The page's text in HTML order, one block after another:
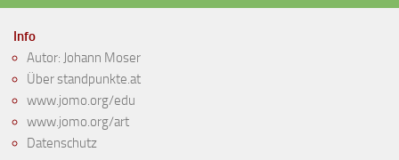
Info
Autor: Johann Moser
Über standpunkte.at
www.jomo.org/edu
www.jomo.org/art
Datenschutz